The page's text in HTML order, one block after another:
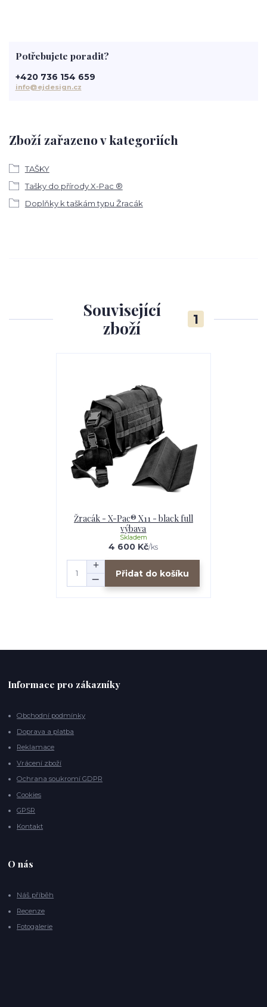
Zboží zařazeno v kategoriích
TAŠKY
Tašky do přírody X-Pac ®
Doplňky k taškám typu Žracák
Potřebujete poradit?
+420 736 154 659
info@ejdesign.cz
Související
zboží
1
Žracák - X-Pac® X11 - black full
výbava
4 600 Kč/ks
Skladem
Přidat do košíku
Informace pro zákazníky
Obchodní podmínky
Doprava a platba
Reklamace
Vrácení zboží
Ochrana soukromí GDPR
Cookies
GPSR
Kontakt
O nás
Náš příběh
Recenze
Fotogalerie